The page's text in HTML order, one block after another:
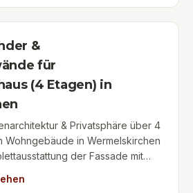
Blicken und Wind, lassen
Tageslicht auf den Balkon.
pflegeleichten,
Edelstahlkonstruktion entsteht
Optik, die das Gebäude
dauerhaft wetterfest ist.
&
für
(4 Etagen) in
& Privatsphäre über 4
Wohngebäude in Wermelskirchen
der Fassade mit
Fertigung und Montage von